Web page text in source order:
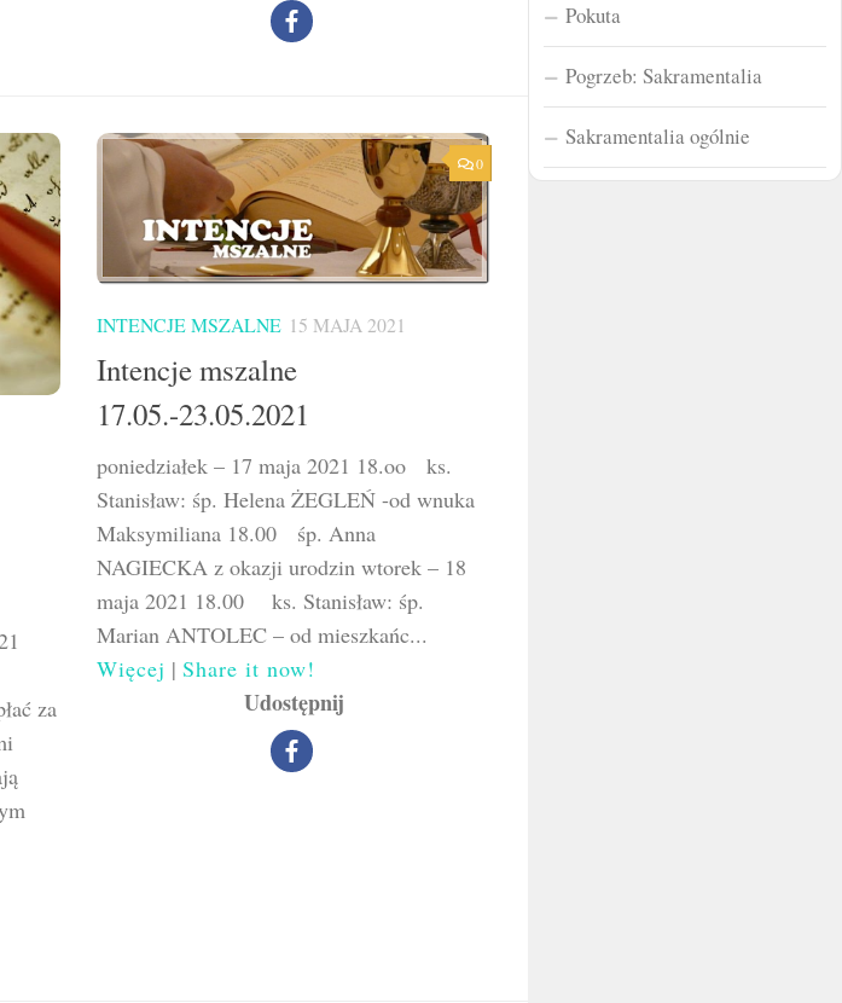
za
0
INTENCJE MSZALNE 15 MAJA 2021
Intencje mszalne
17.05.-23.05.2021
poniedziałek – 17 maja 2021 18.oo ks.
Stanisław: śp. Helena ŻEGLEŃ -od wnuka
Maksymiliana 18.00 śp. Anna
NAGIECKA z okazji urodzin wtorek – 18
maja 2021 18.00 ks. Stanisław: śp.
Marian ANTOLEC – od mieszkańc...
Więcej | Share it now!
Udostępnij
Pokuta
Pogrzeb: Sakramentalia
Sakramentalia ogólnie